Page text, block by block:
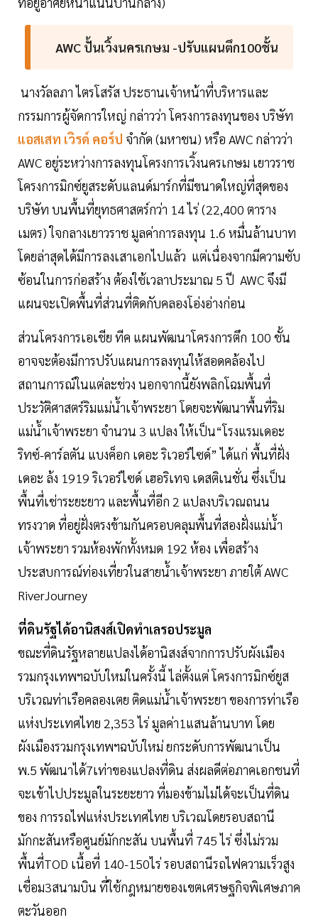
AWC ปั้นเวิ้งนครเกษม -ปรับแผนตึก100ชั้น
นางวัลลภา ไตรโสรัส ประธานเจ้าหน้าที่บริหารและ
กรรมการผู้จัดการใหญ่ กล่าวว่า โครงการลงทุนของ บริษัท
แอสเสท เวิรด์ คอร์ป จำกัด (มหาชน) หรือ AWC กล่าวว่า
AWC อยู่ระหว่างการลงทุนโครงการเวิ้งนครเกษม เยาวราช
โครงการมิกซ์ยูสระดับแลนด์มาร์กที่มีขนาดใหญ่ที่สุดของ
บริษัท บนพื้นที่ยุทธศาสตร์กว่า 14 ไร่ (22,400 ตาราง
เมตร) ใจกลางเยาวราช มูลค่าการลงทุน 1.6 หมื่นล้านบาท
โดยล่าสุดได้มีการลงเสาเอกไปแล้ว แต่เนื่องจากมีความซับ
ซ้อนในการก่อสร้าง ต้องใช้เวลาประมาณ 5 ปี AWC จึงมี
แผนจะเปิดพื้นที่ส่วนที่ติดกับคลองโอ่งอ่างก่อน
ส่วนโครงการเอเชีย ทีค แผนพัฒนาโครงการตึก 100 ชั้น
อาจจะต้องมีการปรับแผนการลงทุนให้สอดคล้องไป
สถานการณ์ในแต่ละช่วง นอกจากนี้ยังพลิกโฉมพื้นที่
ประวัติศาสตร์ริมแม่น้ำเจ้าพระยา โดยจะพัฒนาพื้นที่ริม
แม่น้ำเจ้าพระยา จำนวน 3 แปลง ให้เป็น“โรงแรมเดอะ
ริทซ์-คาร์ลตัน แบงค็อก เดอะ ริเวอร์ไซด์” ได้แก่ พื้นที่ฝั่ง
เดอะ ล้ง 1919 ริเวอร์ไซด์ เฮอริเทจ เดสติเนชั่น ซึ่งเป็น
พื้นที่เช่าระยะยาว และพื้นที่อีก 2 แปลงบริเวณถนน
ทรงวาด ที่อยู่ฝั่งตรงข้ามกันครอบคลุมพื้นที่สองฝั่งแม่น้ำ
เจ้าพระยา รวมห้องพักทั้งหมด 192 ห้อง เพื่อสร้าง
ประสบการณ์ท่องเที่ยวในสายน้ำเจ้าพระยา ภายใต้ AWC
RiverJourney
ที่ดินรัฐได้อานิสงส์เปิดทำเลรอประมูล
ขณะที่ดินรัฐหลายแปลงได้อานิสงส์จากการปรับผังเมือง
รวมกรุงเทพฯฉบับใหม่ในครั้งนี้ ไล่ตั้งแต่ โครงการมิกซ์ยูส
บริเวณท่าเรือคลองเตย ติดแม่น้ำเจ้าพระยา ของการท่าเรือ
แห่งประเทศไทย 2,353 ไร่ มูลค่า1แสนล้านบาท โดย
ผังเมืองรวมกรุงเทพฯฉบับใหม่ ยกระดับการพัฒนาเป็น
พ.5 พัฒนาได้7เท่าของแปลงที่ดิน ส่งผลดีต่อภาคเอกชนที่
จะเข้าไปประมูลในระยะยาว ที่มองข้ามไม่ได้จะเป็นที่ดิน
ของ การรถไฟแห่งประเทศไทย บริเวณโดยรอบสถานี
มักกะสันหรือศูนย์มักกะสัน บนพื้นที่ 745 ไร่ ซึ่งไม่รวม
พื้นที่TOD เนื้อที่ 140-150ไร่ รอบสถานีรถไฟความเร็วสูง
เชื่อม3สนามบิน ที่ใช้กฎหมายของเขตเศรษฐกิจพิเศษภาค
ตะวันออก